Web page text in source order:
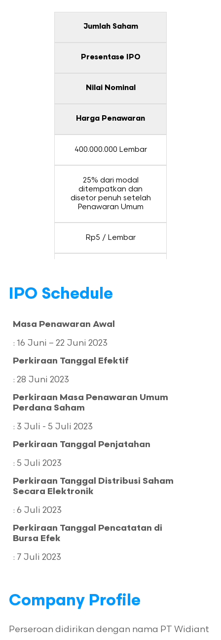
Jumlah Saham
Presentase IPO
Nilai Nominal
Harga Penawaran
400.000.000 Lembar
25% dari modal
ditempatkan dan
disetor penuh setelah
Penawaran Umum
Rp5 / Lembar
Nilai IPO
Penjamin Emisi
Sebanyak-banyaknya
Rp46.000.000.000
PT Artha Sekuritas
Kesanggupan Penuh (Full
IPO Schedule
Masa Penawaran Awal
: 16 Juni – 22 Juni 2023
Perkiraan Tanggal Efektif
: 28 Juni 2023
Perkiraan Masa Penawaran Umum
Perdana Saham
: 3 Juli - 5 Juli 2023
Perkiraan Tanggal Penjatahan
: 5 Juli 2023
Perkiraan Tanggal Distribusi Saham
Secara Elektronik
: 6 Juli 2023
Perkiraan Tanggal Pencatatan di
Bursa Efek
: 7 Juli 2023
Company Profile
Perseroan didirikan dengan nama PT Widiant